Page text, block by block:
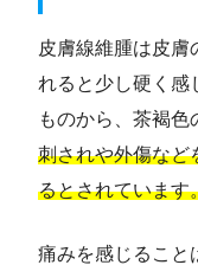
皮膚線維腫は皮膚
れると少し硬く感
ものから、茶褐色
刺されや外傷など
るとされています
痛みを感じること